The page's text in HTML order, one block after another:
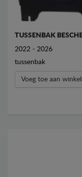
TUSSENBAK
2022 - 2026
tussenbak
Voeg toe aan